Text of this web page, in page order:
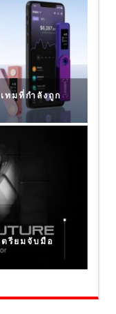
ทมที่กำลังถูก
รียมจับมือ